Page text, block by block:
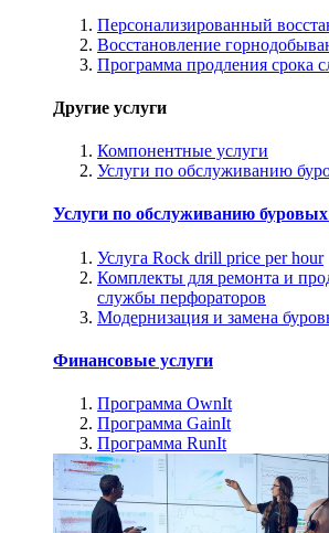
Персонализированный
Восстановление
Программа продления срока
Другие услуги
Компонентные услуги
Услуги по обслуживанию
Услуги по обслуживанию буровых
Услуга Rock drill price per hour
Комплекты для ремонта и
службы перфораторов
Модернизация и замена
Финансовые услуги
Программа OwnIt
Программа GainIt
Программа RunIt